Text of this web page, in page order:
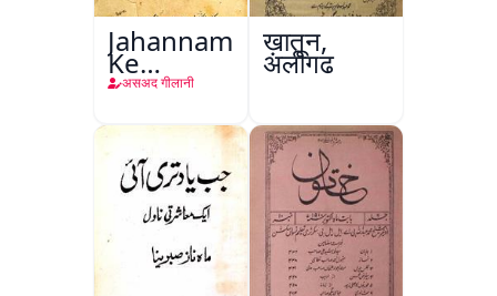
Jahannam
Ke
Darwazon
असअद गीलानी
ख़ातून,
अलीगढ़